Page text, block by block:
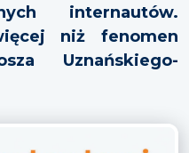
internautów.
niż fenomen
Uznańskiego-